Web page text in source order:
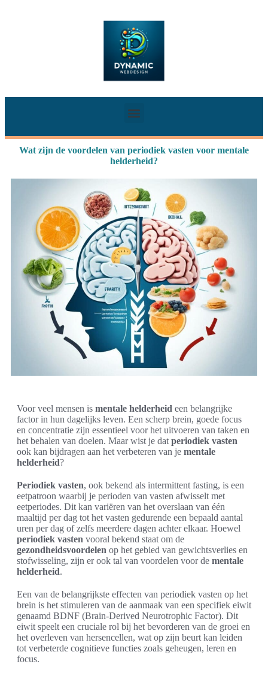
Wat zijn de voordelen van periodiek vasten voor mentale
helderheid?
Voor veel mensen is mentale helderheid een belangrijke
factor in hun dagelijks leven. Een scherp brein, goede focus
en concentratie zijn essentieel voor het uitvoeren van taken en
het behalen van doelen. Maar wist je dat periodiek vasten
ook kan bijdragen aan het verbeteren van je mentale
helderheid?
Periodiek vasten, ook bekend als intermittent fasting, is een
eetpatroon waarbij je perioden van vasten afwisselt met
eetperiodes. Dit kan variëren van het overslaan van één
maaltijd per dag tot het vasten gedurende een bepaald aantal
uren per dag of zelfs meerdere dagen achter elkaar. Hoewel
periodiek vasten vooral bekend staat om de
gezondheidsvoordelen op het gebied van gewichtsverlies en
stofwisseling, zijn er ook tal van voordelen voor de mentale
helderheid.
Een van de belangrijkste effecten van periodiek vasten op het
brein is het stimuleren van de aanmaak van een specifiek eiwit
genaamd BDNF (Brain-Derived Neurotrophic Factor). Dit
eiwit speelt een cruciale rol bij het bevorderen van de groei en
het overleven van hersencellen, wat op zijn beurt kan leiden
tot verbeterde cognitieve functies zoals geheugen, leren en
focus.